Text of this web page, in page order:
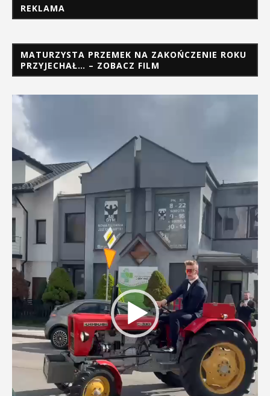
REKLAMA
MATURZYSTA PRZEMEK NA ZAKOŃCZENIE ROKU
PRZYJECHAŁ… – ZOBACZ FILM
Odtwarzacz